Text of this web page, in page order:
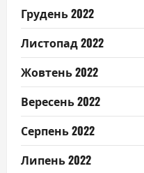
Грудень 2022
Листопад 2022
Жовтень 2022
Вересень 2022
Серпень 2022
Липень 2022